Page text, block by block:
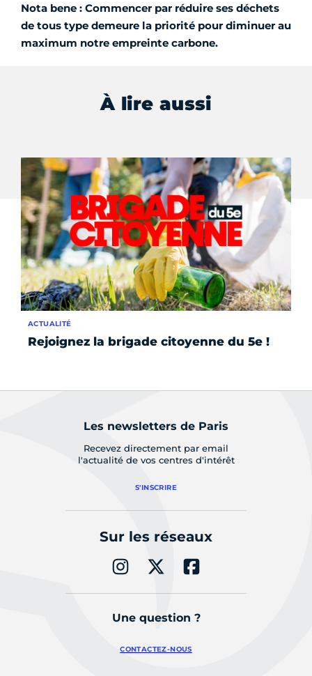
Nota bene : Commencer par réduire ses déchets
de tous type demeure la priorité pour diminuer au
maximum notre empreinte carbone.
À lire aussi
Rejoignez la brigade citoyenne du 5e !
ACTUALITÉ
Les newsletters de Paris
Recevez directement par email
l'actualité de vos centres d'intérêt
S'INSCRIRE
Sur les réseaux
Une question ?
CONTACTEZ-NOUS